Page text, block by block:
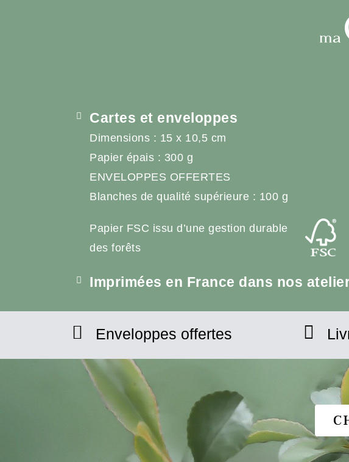
Cartes et enveloppes
Dimensions : 15 x 10,5 cm
Papier épais : 300 g
ENVELOPPES OFFERTES
Blanches de qualité supérieure : 100 g
Papier FSC issu d’une gestion durable
des forêts
Imprimées en France dans nos
Enveloppes offertes